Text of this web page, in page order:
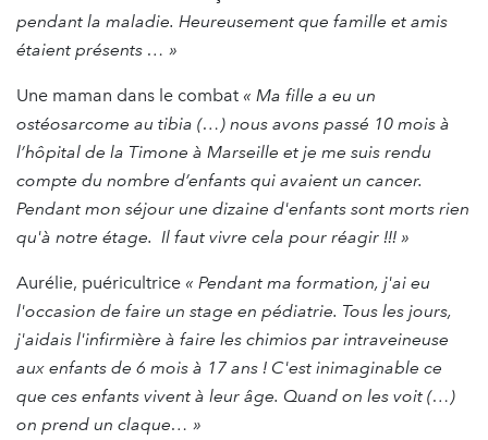
pendant la maladie. Heureusement que famille et amis
étaient présents … »
Une maman dans le combat « Ma fille a eu un
ostéosarcome au tibia (…) nous avons passé 10 mois à
l’hôpital de la Timone à Marseille et je me suis rendu
compte du nombre d’enfants qui avaient un cancer.
Pendant mon séjour une dizaine d'enfants sont morts rien
qu'à notre étage. Il faut vivre cela pour réagir !!! »
Aurélie, puéricultrice « Pendant ma formation, j'ai eu
l'occasion de faire un stage en pédiatrie. Tous les jours,
j'aidais l'infirmière à faire les chimios par intraveineuse
aux enfants de 6 mois à 17 ans ! C'est inimaginable ce
que ces enfants vivent à leur âge. Quand on les voit (…)
on prend un claque… »